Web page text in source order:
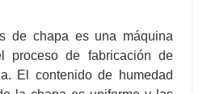
de chapa es una máquina
proceso de fabricación de
El contenido de humedad